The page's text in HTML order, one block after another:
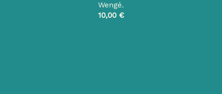
Wengé.
10,00 €